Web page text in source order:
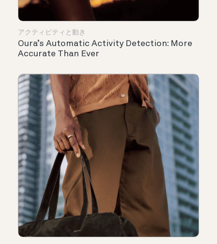
アクティビティと動き
Oura’s Automatic Activity Detection: More
Accurate Than Ever